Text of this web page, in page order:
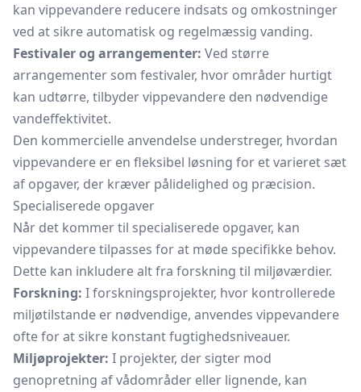
kan vippevandere reducere indsats og omkostninger
ved at sikre automatisk og regelmæssig vanding.
Festivaler og arrangementer: Ved større
arrangementer som festivaler, hvor områder hurtigt
kan udtørre, tilbyder vippevandere den nødvendige
vandeffektivitet.
Den kommercielle anvendelse understreger, hvordan
vippevandere er en fleksibel løsning for et varieret sæt
af opgaver, der kræver pålidelighed og præcision.
Specialiserede opgaver
Når det kommer til specialiserede opgaver, kan
vippevandere tilpasses for at møde specifikke behov.
Dette kan inkludere alt fra forskning til miljøværdier.
Forskning: I forskningsprojekter, hvor kontrollerede
miljøtilstande er nødvendige, anvendes vippevandere
ofte for at sikre konstant fugtighedsniveauer.
Miljøprojekter: I projekter, der sigter mod
genopretning af vådområder eller lignende, kan